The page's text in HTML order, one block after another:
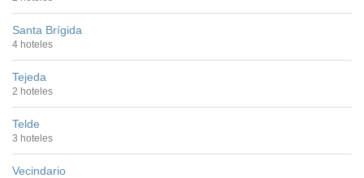
Santa Brígida
4 hoteles
Tejeda
2 hoteles
Telde
3 hoteles
Vecindario